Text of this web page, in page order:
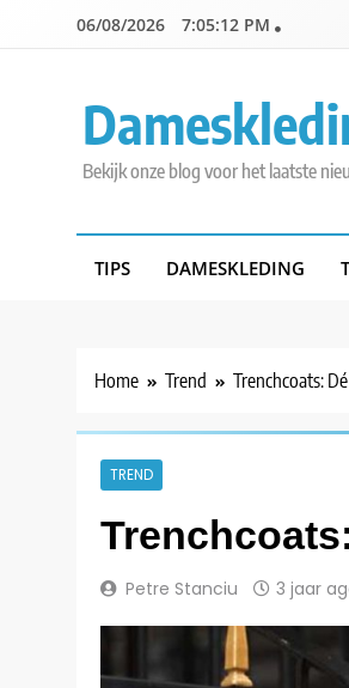
06/08/2026 7:05:14 PM
Bekijk onze blog voor het laatste
TIPS DAMESKLEDING
Home Trend Trenchcoats:
TREND
Petre Stanciu 3 jaar